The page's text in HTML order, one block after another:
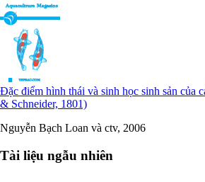
Đặc điểm hình thái và sinh học sinh sản của
& Schneider, 1801)
Nguyễn Bạch Loan và ctv, 2006
Tài liệu ngẫu nhiên